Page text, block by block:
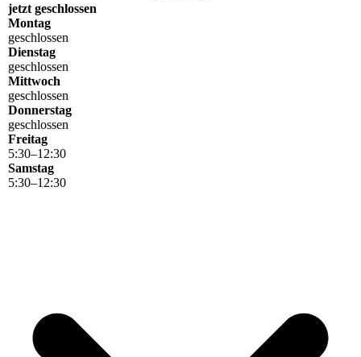
jetzt geschlossen
Montag
geschlossen
Dienstag
geschlossen
Mittwoch
geschlossen
Donnerstag
geschlossen
Freitag
5:30–12:30
Samstag
5:30–12:30